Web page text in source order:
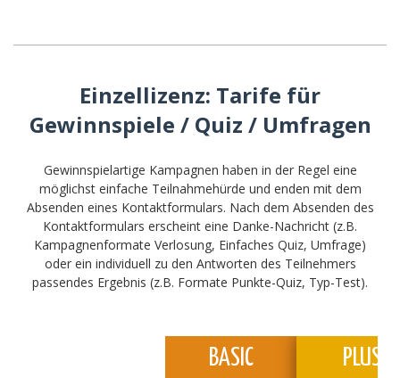
Einzellizenz: Tarife für
Gewinnspiele / Quiz / Umfragen
Gewinnspielartige Kampagnen haben in der Regel eine
möglichst einfache Teilnahmehürde und enden mit dem
Absenden eines Kontaktformulars. Nach dem Absenden des
Kontaktformulars erscheint eine Danke-Nachricht (z.B.
Kampagnenformate Verlosung, Einfaches Quiz, Umfrage)
oder ein individuell zu den Antworten des Teilnehmers
passendes Ergebnis (z.B. Formate Punkte-Quiz, Typ-Test).
BASIC PLUS